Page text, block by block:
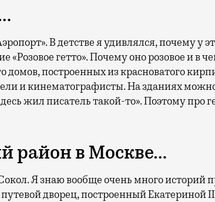
В детстве я удивлялся, почему у
«Розовое гетто». Почему оно розовое и в
домов, построенных из красноватого
и кинематографисты. На зданиях
жил писатель такой-то». Поэтому про
район в Москве…
Я знаю вообще очень много историй
дворец, построенный Екатериной